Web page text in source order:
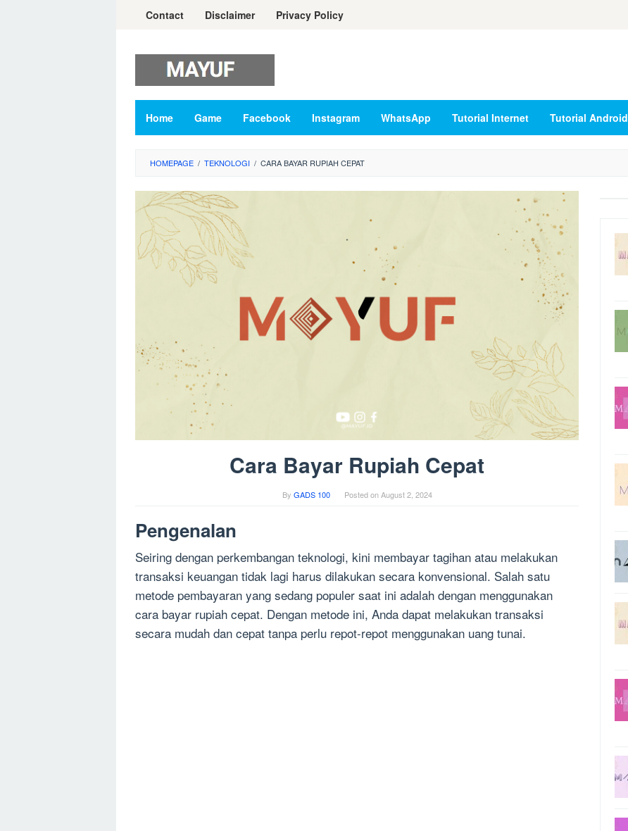
Contact Disclaimer Privacy Policy
Home Game Facebook Instagram WhatsApp Tutorial Internet Tutorial Android
HOMEPAGE / TEKNOLOGI / CARA BAYAR RUPIAH CEPAT
Cara Bayar Rupiah Cepat
By GADS 100 Posted onAugust 2, 2024
Pengenalan
Seiring dengan perkembangan teknologi, kini membayar tagihan atau melakukan
transaksi keuangan tidak lagi harus dilakukan secara konvensional. Salah satu
metode pembayaran yang sedang populer saat ini adalah dengan menggunakan
cara bayar rupiah cepat. Dengan metode ini, Anda dapat melakukan transaksi
secara mudah dan cepat tanpa perlu repot-repot menggunakan uang tunai.